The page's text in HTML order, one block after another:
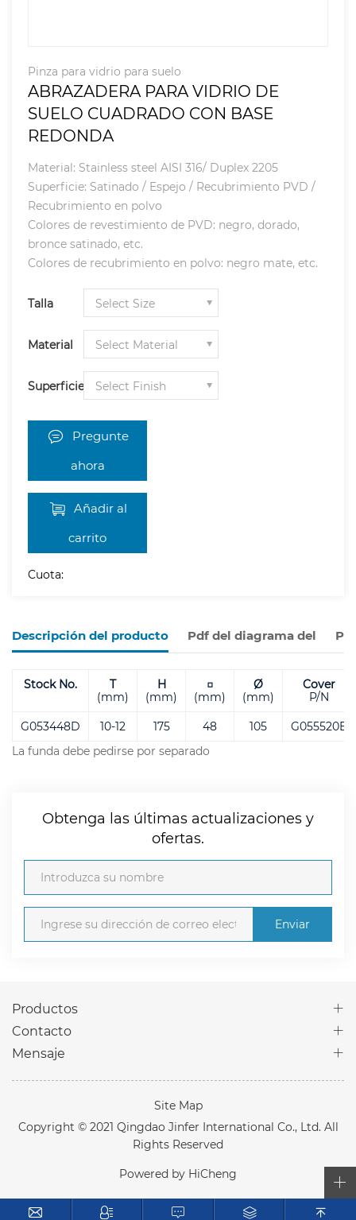
Pinza para vidrio para suelo
ABRAZADERA PARA VIDRIO DE
SUELO CUADRADO CON BASE
REDONDA
Material: Stainless steel AISI 316/ Duplex 2205
Superficie: Satinado / Espejo / Recubrimiento PVD /
Recubrimiento en polvo
Colores de revestimiento de PVD: negro, dorado,
bronce satinado, etc.
Colores de recubrimiento en polvo: negro mate, etc.
Talla
Material
Superficie
Pregunte
ahora
Añadir al
carrito
Cuota:
Descripción del producto Pdf del diagrama del
Stock No.
T
(mm)
H
(mm)
□
(mm)
Ø
(mm)
Cover
P/N
G053448D
10-12 175 48 105
G055520E
La funda debe pedirse por separado
Obtenga las últimas actualizaciones y
ofertas.
Enviar
Productos
Contacto
Mensaje
Site Map
Copyright © 2021 Qingdao Jinfer International Co., Ltd. All
Rights Reserved
Powered by HiCheng